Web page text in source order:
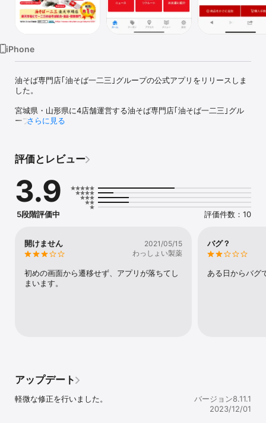
iPhone
油そば専門店｢油そば一二三｣グループの公式アプリをリリースしま
した。
宮城県・山形県に4店舗運営する油そば専門店｢油そば一二三｣グル
ープです。
ラーメンとは違い、3回足を運んでいただければ納得頂ける味という
ば｣をご賞味下さい！
お店のアプリには、『限定トッピングメニュー』や『店長お勧めの
隠れメニュー』などのレアでお得な情報が満載です。お得なクーポ
また｢お家でも食べたい！｣方用に、アプリから購入も可能です！
いろいろな食べ方を試してみて下さい！
●スタンプ画面からカメラを起動し、スタッフの提示するQRをよむ
ことでスタンプがGETできます！
お店でもらえるスタンプを集めて、お得な特典が受取れます。
●アプリユーザー限定の最新情報やお得なクーポンをプッシュ通知
さらに見る
評価とレビュー
3.9
5段階評価中 評価件数：10
開けません
2021/05/15
わっしょい製薬
初めの画面から遷移せず、アプリが落ちてし
まいます。
バグ？
ある日からバグ
アップデート
軽微な修正を行いました。
バージョン8.11.1
2023/12/01